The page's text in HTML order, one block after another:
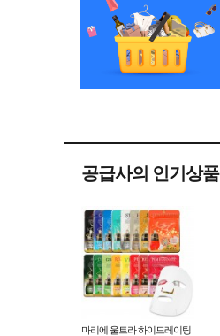
공급사의 인기상품
마리에 울트라 하이드레이팅